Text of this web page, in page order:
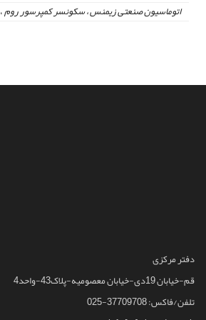
اتوماسیون صنعتی زیمنس ، سکونسر کمپرسور روم،
دفتر مرکزی
قم-خیابان 19دی-خیابان معصومیه-پلاک43-واحد4
تلفن/فاکس: 37709708-025